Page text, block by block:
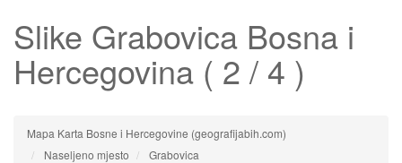
Slike Grabovica Bosna i
Hercegovina ( 2 / 4 )
Mapa Karta Bosne i Hercegovine (geografijabih.com)
Naseljeno mjesto
Grabovica